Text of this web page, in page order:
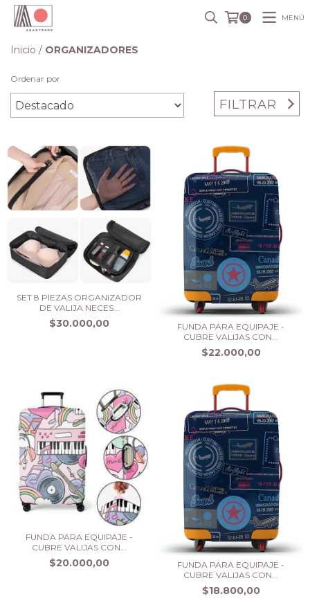
0 MENÚ
Inicio / ORGANIZADORES
Ordenar por
FILTRAR
SET 8 PIEZAS ORGANIZADOR
DE VALIJA NECES...
$30.000,00
FUNDA PARA EQUIPAJE -
CUBRE VALIJAS CON...
$22.000,00
FUNDA PARA EQUIPAJE -
CUBRE VALIJAS CON...
$20.000,00
FUNDA PARA EQUIPAJE -
CUBRE VALIJAS CON...
$18.800,00